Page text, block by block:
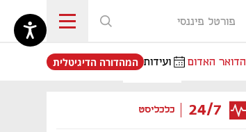
פורטל פיננסי
הדואר האדום ועידות
נפתח בכרטיסייה חדשה
המהדורה הדיגיטלית
24/7 כלכליסט